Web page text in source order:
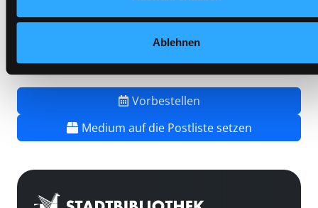
Ablehnen
Barcode:1901SB02477
Vorbestellen
Medium auf die Postliste setzen